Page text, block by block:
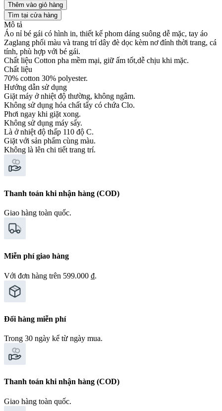
Thêm vào giỏ hàng
Tìm tại cửa hàng
Mô tả
Áo nỉ bé gái có hình in, thiết kế phom dáng suông dễ mặc, tay áo
Zaglang phối màu và trang trí dây đè dọc kèm nơ đính thời trang, cá
tính, phù hợp với bé gái.
Chất liệu Cotton pha mềm mại, giữ ấm tốt,dễ chịu khi mặc.
Chất liệu
70% cotton 30% polyester.
Hướng dẫn sử dụng
Giặt máy ở nhiệt độ thường, không ngâm.
Không sử dụng hóa chất tẩy có chứa Clo.
Phơi ngay khi giặt xong.
Không sử dụng máy sấy.
Là ở nhiệt độ thấp 110 độ C.
Giặt với sản phẩm cùng màu.
Không là lên chi tiết trang trí.
Thanh toán khi nhận hàng (COD)
Giao hàng toàn quốc.
Miễn phí giao hàng
Với đơn hàng trên 599.000 ₫.
Đổi hàng miễn phí
Trong 30 ngày kể từ ngày mua.
Thanh toán khi nhận hàng (COD)
Giao hàng toàn quốc.